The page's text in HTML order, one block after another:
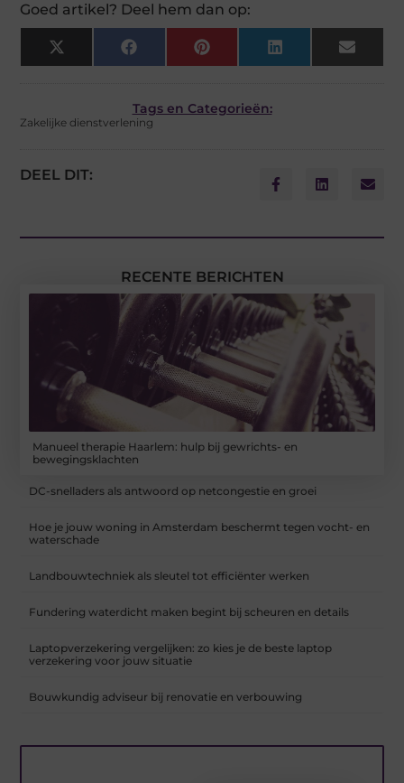
Goed artikel? Deel hem dan op:
X
(Twitter)
Facebook Pinterest LinkedIn Email
Tags en Categorieën:
Zakelijke dienstverlening
DEEL DIT:
RECENTE BERICHTEN
Manueel therapie Haarlem: hulp bij gewrichts- en
bewegingsklachten
DC-snelladers als antwoord op netcongestie en groei
Hoe je jouw woning in Amsterdam beschermt tegen vocht- en
waterschade
Landbouwtechniek als sleutel tot efficiënter werken
Fundering waterdicht maken begint bij scheuren en details
Laptopverzekering vergelijken: zo kies je de beste laptop
verzekering voor jouw situatie
Bouwkundig adviseur bij renovatie en verbouwing